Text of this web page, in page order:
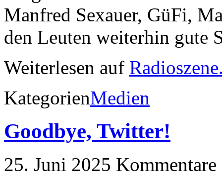
Manfred Sexauer, GüFi,
den Leuten weiterhin gute
Weiterlesen auf
KategorienMedien
Goodbye, Twitter!
25. Juni 2025 Kommentare